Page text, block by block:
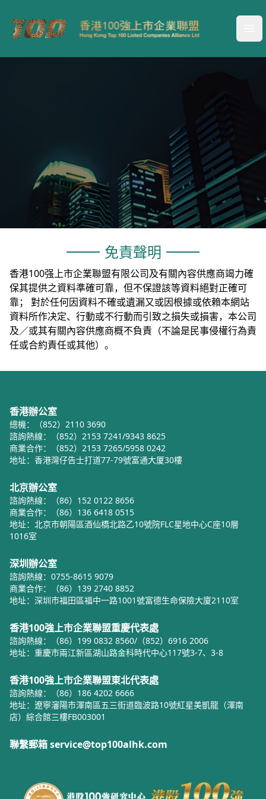
Your Company
免責聲明
香港100强上市企業聯盟有限公司及有關內容供應商竭力確
保其提供之資料準確可靠，但不保證該等資料絕對正確可
靠； 對於任何因資料不確或遺漏又或因根據或依賴本網站
資料所作决定、行動或不行動而引致之損失或損害，本公司
及／或其有關內容供應商概不負責（不論是民事侵權行為責
任或合約責任或其他）。
香港辦公室
總機：（852）2110 3690
諮詢熱線：（852）2153 7241/9343 8625
商業合作：（852）2153 7265/5958 0242
地址：香港灣仔告士打道77-79號富通大厦30樓
北京辦公室
諮詢熱線：（86）152 0122 8656
商業合作：（86）136 6418 0515
地址：北京市朝陽區酒仙橋北路乙10號院FLC星地中心C座10層
1016室
深圳辦公室
諮詢熱線：0755-8615 9079
商業合作：（86）139 2740 8852
地址：深圳市福田區福中一路1001號富德生命保險大廈2110室
香港100強上市企業聯盟重慶代表處
諮詢熱線：（86）199 0832 8560/（852）6916 2006
地址：重慶市兩江新區湖山路金科時代中心117號3-7、3-8
香港100強上市企業聯盟東北代表處
諮詢熱線：（86）186 4202 6666
地址：遼寧瀋陽市渾南區五三街道臨波路10號紅星美凱龍（渾南
店）綜合館三樓FB003001
聯繫郵箱 service@top100alhk.com